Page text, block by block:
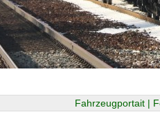
Fahrzeugportait |